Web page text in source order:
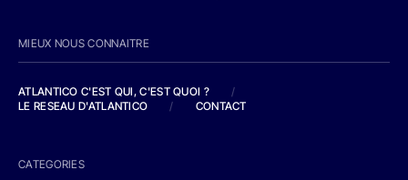
MIEUX NOUS CONNAITRE
ATLANTICO C'EST QUI, C'EST QUOI ?
/
LE RESEAU D'ATLANTICO
/ CONTACT
CATEGORIES